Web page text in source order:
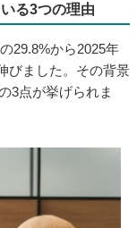
る3つの理由
29.8%から2025年
びました。その背景
3点が挙げられま